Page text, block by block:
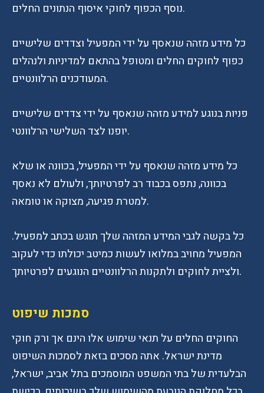
נוסף הכפוף לחוקי איסוף הנתונים החלים.
כל מידע מזהה שנאסף על ידי המפעיל וצדדים שלישיים
כפוף לחוקים החלים ומטופל בהתאם למדיניות ולנהלים
המעודכנים הרלוונטיים.
פניות בנוגע למידע מזהה שנאסף על ידי צדדים שלישיים
יופנו לצד השלישי הרלוונטי.
כל מידע מזהה שנאסף על ידי המפעיל, בכוונה או שלא
בכוונה, נתפס בכבוד רב לפרטיותך, ולעולם לא נאסף
למטרת פגיעה, מצוקה או טומאה.
כל בקשה לגבי המידע המזהה שלך תוגש בכתב למפעיל.
המפעיל מחויב במלואו לעשות כמיטב יכולתו כדי לעקוב
ולציית לחוקים ולתקנות הרלוונטיים הנוגעים לפרטיותך.
סמכות שיפוט
החוקים החלים על תנאי שימוש אלו הינם אך ורק חוקי
מדינת ישראל. אתה מסכים בזאת לסמכות השיפוט
הבלעדית של בתי המשפט המוסמכים בתל אביב, ישראל,